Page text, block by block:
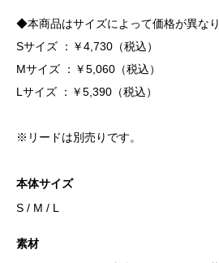
◆本商品はサイズによって価格が異な
Sサイズ ：￥4,730（税込）
Mサイズ ：￥5,060（税込）
Lサイズ ：￥5,390（税込）
※リードは別売りです。
本体サイズ
S / M / L
素材